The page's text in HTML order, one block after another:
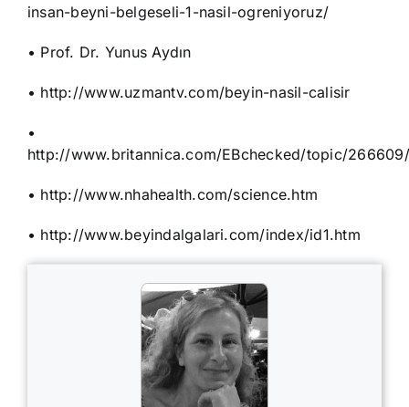
insan-beyni-belgeseli-1-nasil-ogreniyoruz/
• Prof. Dr. Yunus Aydın
• http://www.uzmantv.com/beyin-nasil-calisir
•
http://www.britannica.com/EBchecked/topic/
• http://www.nhahealth.com/science.htm
• http://www.beyindalgalari.com/index/id1.htm